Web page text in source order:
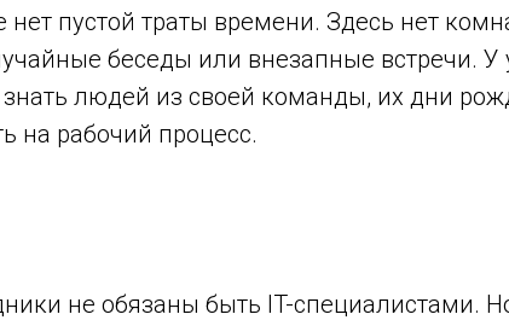
пустой траты времени. Здесь нет
беседы или внезапные встречи. У
людей из своей команды, их дни
на рабочий процесс.
не обязаны быть IT-специалистами.